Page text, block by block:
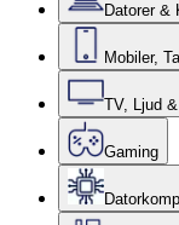
Datorer &
Mobiler,
TV, Ljud
Gaming